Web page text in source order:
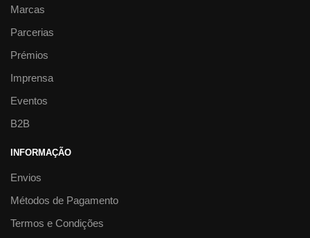
Marcas
Parcerias
Prémios
Imprensa
Eventos
B2B
INFORMAÇÃO
Envios
Métodos de Pagamento
Termos e Condições